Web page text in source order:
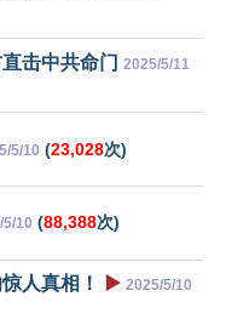
击中共命门 2025/5/11
5/10 (23,028次)
10 (88,388次)
人真相！ ▶️ 2025/5/10